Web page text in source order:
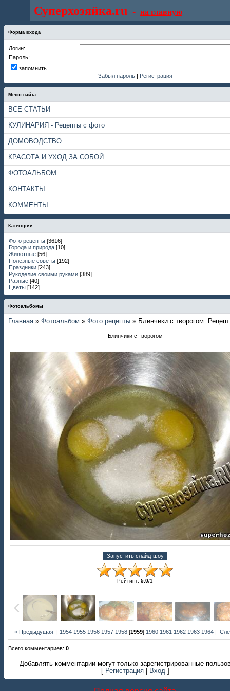
Суперхозяйка.ru - на главную
Форма входа
Логин:
Пароль:
запомнить
Забыл пароль | Регистрация
Меню сайта
ВСЕ СТАТЬИ
КУЛИНАРИЯ - Рецепты с фото
ДОМОВОДСТВО
КРАСОТА И УХОД ЗА СОБОЙ
ФОТОАЛЬБОМ
КОНТАКТЫ
КОММЕНТЫ
Категории
Фото рецепты [3616]
Города и природа [10]
Животные [56]
Полезные советы [192]
Праздники [243]
Рукоделие своими руками [389]
Разные [40]
Цветы [142]
Фотоальбомы
Главная » Фотоальбом » Фото рецепты » Блинчики с творогом.
Блинчики с творогом
Рейтинг: 5.0/1
« Предыдущая | 1954 1955 1956 1957 1958 [1959] 1960 1961 1962 1963 1964 |
Всего комментариев: 0
Добавлять комментарии могут только зарегистрированные
Регистрация Вход